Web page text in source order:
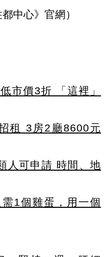
中心》官網）
市價3折 「這裡」
租 3房2廳8600元
人可申請 時間、地
1個雞蛋，用一個